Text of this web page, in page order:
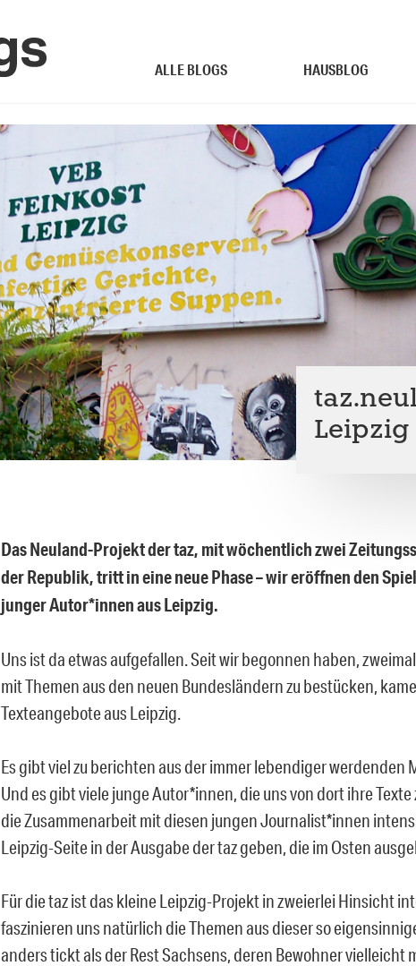
ALLE BLOGS HAUSBLOG
Leipzig
Das Neuland-Projekt der taz, mit wöchentlich zwei
der Republik, tritt in eine neue Phase – wir eröffnen den
junger Autor*innen aus Leipzig.
Uns ist da etwas aufgefallen. Seit wir begonnen haben,
mit Themen aus den neuen Bundesländern zu bestücken,
Texteangebote aus Leipzig.
Es gibt viel zu berichten aus der immer lebendiger werdenden
Und es gibt viele junge Autor*innen, die uns von dort ihre
die Zusammenarbeit mit diesen jungen Journalist*innen
Leipzig-Seite in der Ausgabe der taz geben, die im Osten
Für die taz ist das kleine Leipzig-Projekt in zweierlei Hinsicht
faszinieren uns natürlich die Themen aus dieser so
anders tickt als der Rest Sachsens, deren Bewohner vielleicht